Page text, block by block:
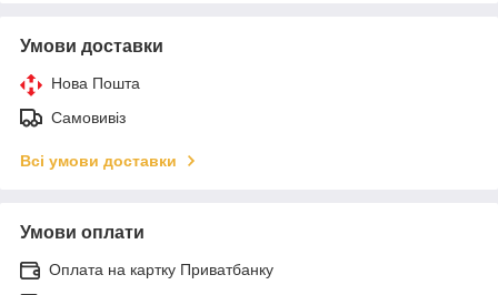
Умови доставки
Нова Пошта
Самовивіз
Всі умови доставки
Умови оплати
Оплата на картку Приватбанку